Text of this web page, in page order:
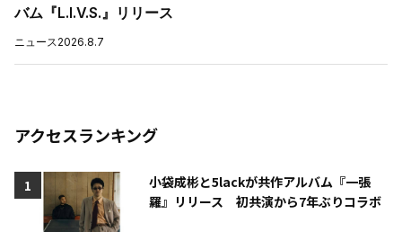
バム『L.I.V.S.』リリース
ニュース2026.8.7
アクセスランキング
小袋成彬と5lackが共作アルバム『一張
羅』リリース 初共演から7年ぶりコラボ
1